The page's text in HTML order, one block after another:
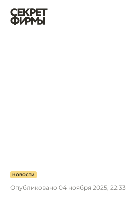
НОВОСТИ
Опубликовано 04 ноября 2025, 22:33